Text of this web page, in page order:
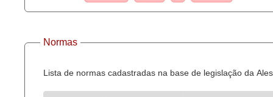
Contato
Normas
Lista de normas cadastradas na base de legislação da